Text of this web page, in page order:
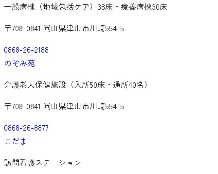
一般病棟（地域包括ケア）38床・療養病棟30床
〒708-0841 岡山県津山市川崎554-5
0868-26-2188
のぞみ苑
介護老人保健施設（入所50床・通所40名）
〒708-0841 岡山県津山市川崎554-5
0868-26-8877
こだま
訪問看護ステーション